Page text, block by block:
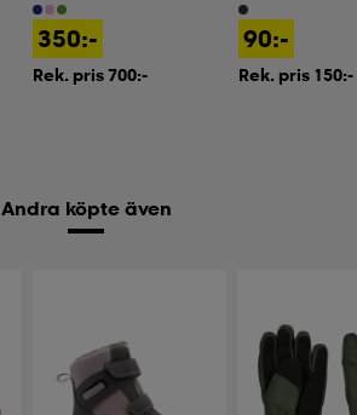
350:-
Rek. pris 700:-
90:-
Rek. pris 150:-
Andra köpte även